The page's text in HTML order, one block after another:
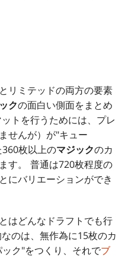
リミテッドの両方の要素
クの面白い側面をまとめ
トを行うためには、プレ
せんが）が"キュー
枚以上のマジックのカ
す。 普通は720枚程度の
にバリエーションができ
はどんなドラフトでも行
のは、無作為に15枚のカ
ク"をつくり、それでブ